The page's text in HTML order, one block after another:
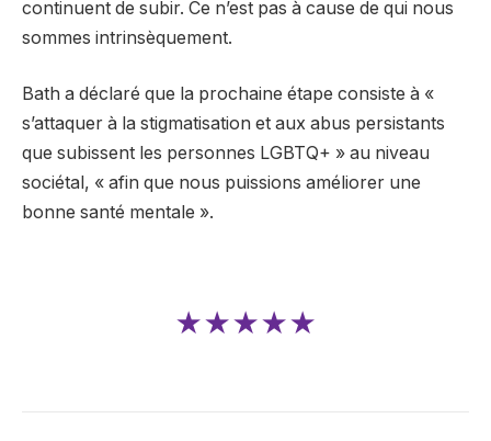
continuent de subir. Ce n’est pas à cause de qui nous
sommes intrinsèquement.
Bath a déclaré que la prochaine étape consiste à «
s’attaquer à la stigmatisation et aux abus persistants
que subissent les personnes LGBTQ+ » au niveau
sociétal, « afin que nous puissions améliorer une
bonne santé mentale ».
★★★★★